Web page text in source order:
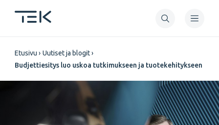
pääsisältöön
Murupolku
Etusivu
Uutiset ja blogit
Budjettiesitys luo uskoa tutkimukseen ja tuotekehitykseen